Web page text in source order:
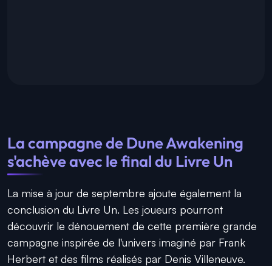
La campagne de Dune Awakening
s'achève avec le final du Livre Un
La mise à jour de septembre ajoute également la
conclusion du Livre Un. Les joueurs pourront
découvrir le dénouement de cette première grande
campagne inspirée de l'univers imaginé par Frank
Herbert et des films réalisés par Denis Villeneuve.